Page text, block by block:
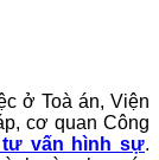
ở Toà án, Viện
cơ quan Công
tư vấn hình sự.